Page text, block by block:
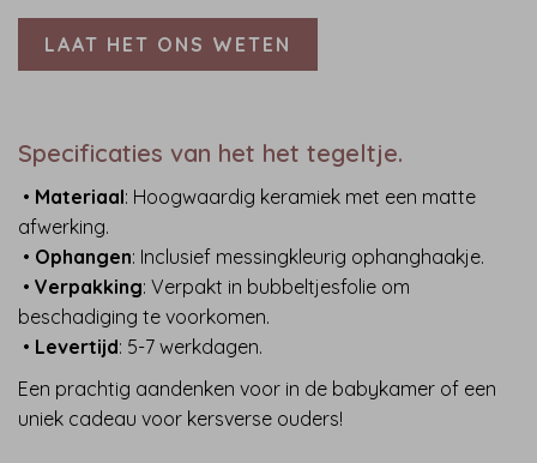
LAAT HET ONS WETEN
Specificaties van het het tegeltje.
• Materiaal: Hoogwaardig keramiek met een matte
afwerking.
• Ophangen: Inclusief messingkleurig ophanghaakje.
• Verpakking: Verpakt in bubbeltjesfolie om
beschadiging te voorkomen.
• Levertijd: 5-7 werkdagen.
Een prachtig aandenken voor in de babykamer of een
uniek cadeau voor kersverse ouders!